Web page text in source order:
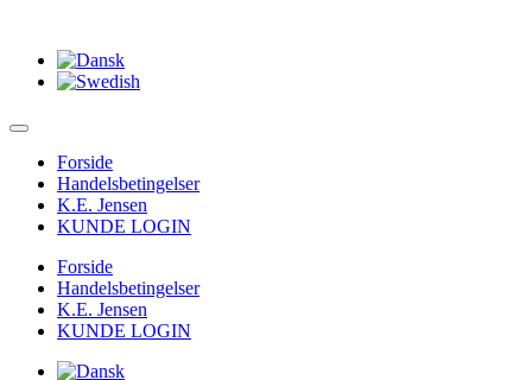
Forside
Handelsbetingelser
K.E. Jensen
KUNDE LOGIN
Forside
Handelsbetingelser
K.E. Jensen
KUNDE LOGIN